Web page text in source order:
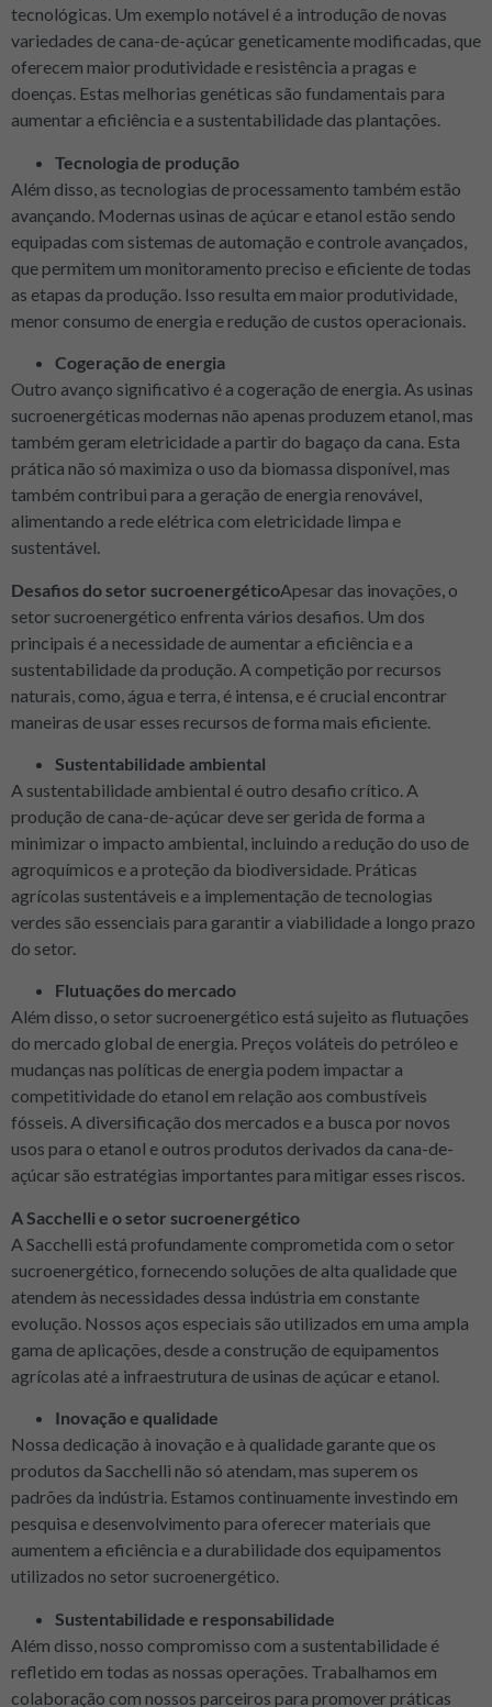
tecnológicas. Um exemplo notável é a introdução de novas
variedades de cana-de-açúcar geneticamente modificadas, que
oferecem maior produtividade e resistência a pragas e
doenças. Estas melhorias genéticas são fundamentais para
aumentar a eficiência e a sustentabilidade das plantações.
Tecnologia de produção
Além disso, as tecnologias de processamento também estão
avançando. Modernas usinas de açúcar e etanol estão sendo
equipadas com sistemas de automação e controle avançados,
que permitem um monitoramento preciso e eficiente de todas
as etapas da produção. Isso resulta em maior produtividade,
menor consumo de energia e redução de custos operacionais.
Cogeração de energia
Outro avanço significativo é a cogeração de energia. As usinas
sucroenergéticas modernas não apenas produzem etanol, mas
também geram eletricidade a partir do bagaço da cana. Esta
prática não só maximiza o uso da biomassa disponível, mas
também contribui para a geração de energia renovável,
alimentando a rede elétrica com eletricidade limpa e
sustentável.
Desafios do setor sucroenergéticoApesar das inovações, o
setor sucroenergético enfrenta vários desafios. Um dos
principais é a necessidade de aumentar a eficiência e a
sustentabilidade da produção. A competição por recursos
naturais, como, água e terra, é intensa, e é crucial encontrar
maneiras de usar esses recursos de forma mais eficiente.
Sustentabilidade ambiental
A sustentabilidade ambiental é outro desafio crítico. A
produção de cana-de-açúcar deve ser gerida de forma a
minimizar o impacto ambiental, incluindo a redução do uso de
agroquímicos e a proteção da biodiversidade. Práticas
agrícolas sustentáveis e a implementação de tecnologias
verdes são essenciais para garantir a viabilidade a longo prazo
do setor.
Flutuações do mercado
Além disso, o setor sucroenergético está sujeito as flutuações
do mercado global de energia. Preços voláteis do petróleo e
mudanças nas políticas de energia podem impactar a
competitividade do etanol em relação aos combustíveis
fósseis. A diversificação dos mercados e a busca por novos
usos para o etanol e outros produtos derivados da cana-de-
açúcar são estratégias importantes para mitigar esses riscos.
A Sacchelli e o setor sucroenergético
A Sacchelli está profundamente comprometida com o setor
sucroenergético, fornecendo soluções de alta qualidade que
atendem às necessidades dessa indústria em constante
evolução. Nossos aços especiais são utilizados em uma ampla
gama de aplicações, desde a construção de equipamentos
agrícolas até a infraestrutura de usinas de açúcar e etanol.
Inovação e qualidade
Nossa dedicação à inovação e à qualidade garante que os
produtos da Sacchelli não só atendam, mas superem os
padrões da indústria. Estamos continuamente investindo em
pesquisa e desenvolvimento para oferecer materiais que
aumentem a eficiência e a durabilidade dos equipamentos
utilizados no setor sucroenergético.
Sustentabilidade e responsabilidade
Além disso, nosso compromisso com a sustentabilidade é
refletido em todas as nossas operações. Trabalhamos em
colaboração com nossos parceiros para promover práticas